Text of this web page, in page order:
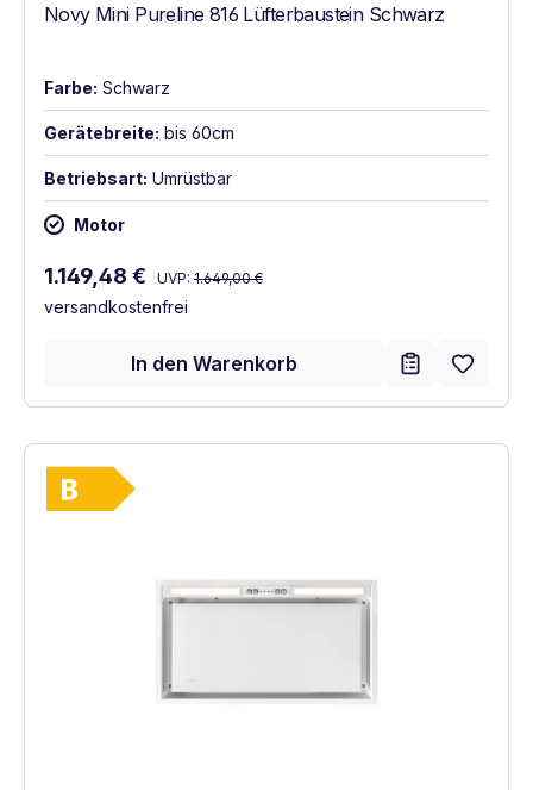
Novy Mini Pureline 816 Lüfterbaustein Schwarz
Farbe: Schwarz
Gerätebreite: bis 60cm
Betriebsart: Umrüstbar
Motor
Verkaufspreis:
1.149,48 € Regulärer Preis:
UVP: 1.649,00 €
versandkostenfrei
In den Warenkorb